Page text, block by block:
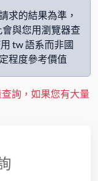
求的結果為準，
與您用瀏覽器查
tw 語系而非國
程度參考價值
詢，如果您有大量